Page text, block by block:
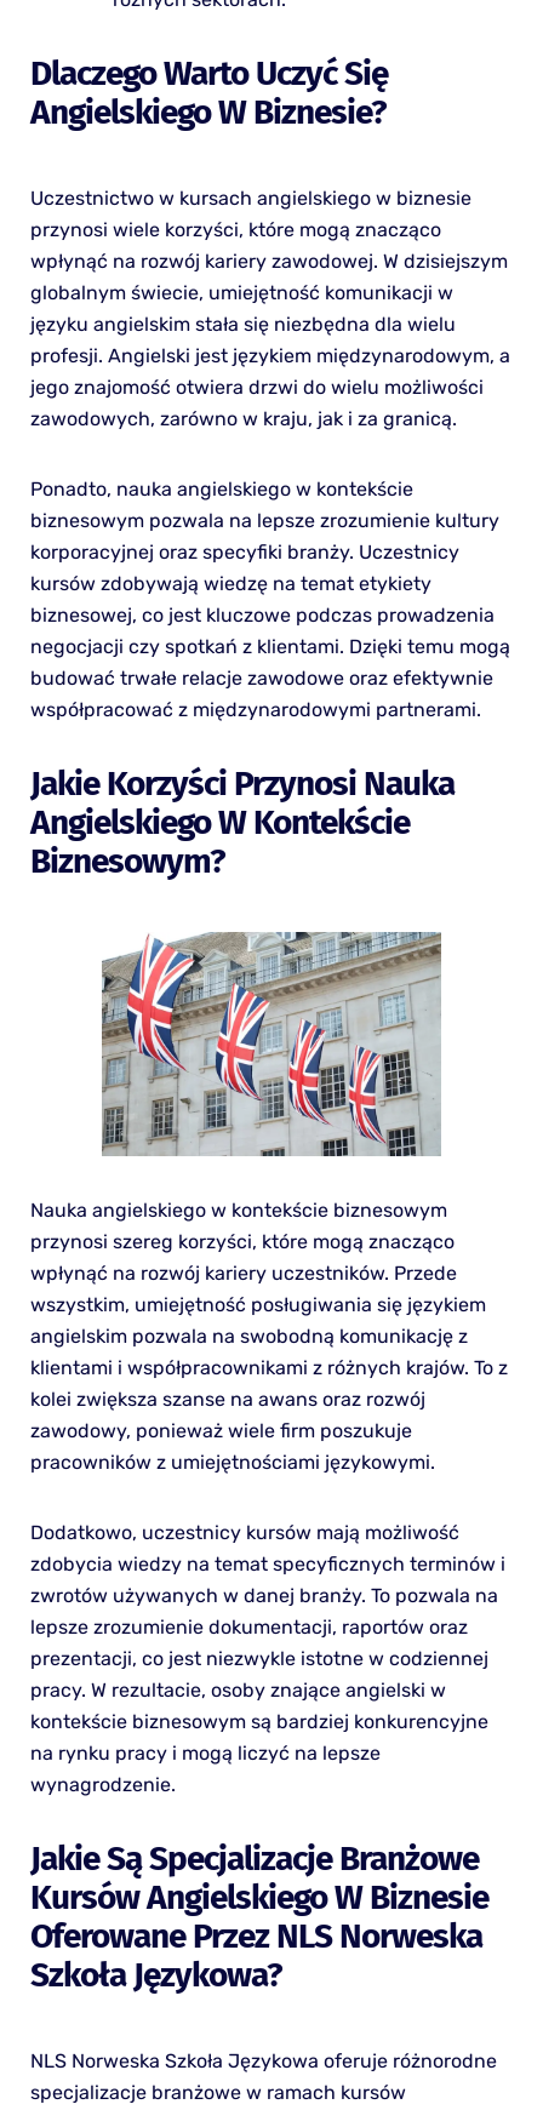
Dlaczego Warto Uczyć Się
Angielskiego W Biznesie?
Uczestnictwo w kursach angielskiego w biznesie
przynosi wiele korzyści, które mogą znacząco
wpłynąć na rozwój kariery zawodowej. W dzisiejszym
globalnym świecie, umiejętność komunikacji w
języku angielskim stała się niezbędna dla wielu
profesji. Angielski jest językiem międzynarodowym, a
jego znajomość otwiera drzwi do wielu możliwości
zawodowych, zarówno w kraju, jak i za granicą.
Ponadto, nauka angielskiego w kontekście
biznesowym pozwala na lepsze zrozumienie kultury
korporacyjnej oraz specyfiki branży. Uczestnicy
kursów zdobywają wiedzę na temat etykiety
biznesowej, co jest kluczowe podczas prowadzenia
negocjacji czy spotkań z klientami. Dzięki temu mogą
budować trwałe relacje zawodowe oraz efektywnie
współpracować z międzynarodowymi partnerami.
Jakie Korzyści Przynosi Nauka
Angielskiego W Kontekście
Biznesowym?
Nauka angielskiego w kontekście biznesowym
przynosi szereg korzyści, które mogą znacząco
wpłynąć na rozwój kariery uczestników. Przede
wszystkim, umiejętność posługiwania się językiem
angielskim pozwala na swobodną komunikację z
klientami i współpracownikami z różnych krajów. To z
kolei zwiększa szanse na awans oraz rozwój
zawodowy, ponieważ wiele firm poszukuje
pracowników z umiejętnościami językowymi.
Dodatkowo, uczestnicy kursów mają możliwość
zdobycia wiedzy na temat specyficznych terminów i
zwrotów używanych w danej branży. To pozwala na
lepsze zrozumienie dokumentacji, raportów oraz
prezentacji, co jest niezwykle istotne w codziennej
pracy. W rezultacie, osoby znające angielski w
kontekście biznesowym są bardziej konkurencyjne
na rynku pracy i mogą liczyć na lepsze
wynagrodzenie.
Jakie Są Specjalizacje Branżowe
Kursów Angielskiego W Biznesie
Oferowane Przez NLS Norweska
Szkoła Językowa?
NLS Norweska Szkoła Językowa oferuje różnorodne
specjalizacje branżowe w ramach kursów